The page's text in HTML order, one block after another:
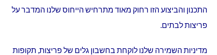
התכנון והביצוע הזו רחוק מאוד מתרחיש הייחוס שלנו המדבר על
פריצות לבתים.
מדיניות השמירה שלנו לוקחת בחשבון גלים של פריצות, תקופות